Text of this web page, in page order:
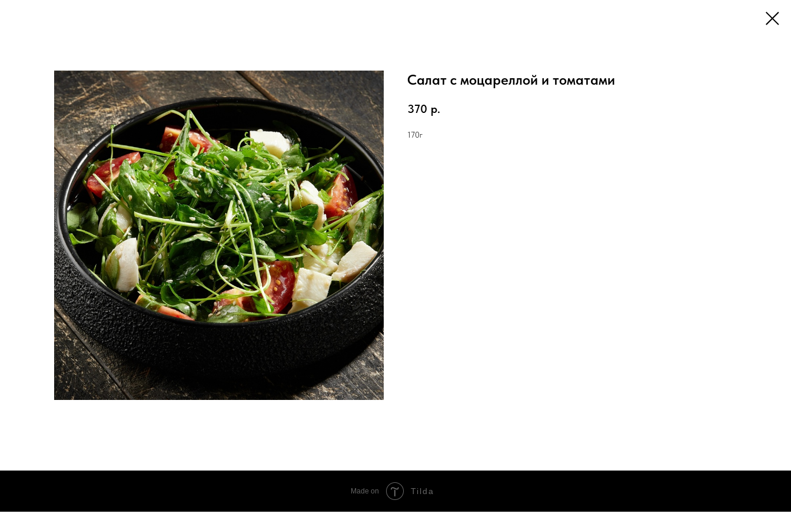
Салат с моцареллой и томатами
370 р.
170г
Made on Tilda